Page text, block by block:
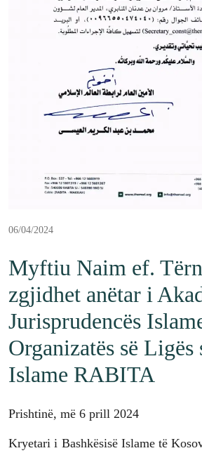
06/04/2024
Myftiu Naim ef.
zgjidhet anëtar i
Jurisprudencës
Organizatës së Ligës
Islame RABITA
Prishtinë, më 6 prill 2024
Kryetari i Bashkësisë Islame të